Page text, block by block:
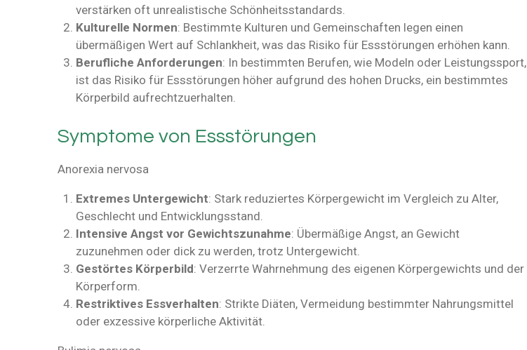
verstärken oft unrealistische Schönheitsstandards.
Kulturelle Normen: Bestimmte Kulturen und Gemeinschaften legen einen
übermäßigen Wert auf Schlankheit, was das Risiko für Essstörungen erhöhen kann.
Berufliche Anforderungen: In bestimmten Berufen, wie Modeln oder Leistungssport,
ist das Risiko für Essstörungen höher aufgrund des hohen Drucks, ein bestimmtes
Körperbild aufrechtzuerhalten.
Symptome von Essstörungen
Anorexia nervosa
Extremes Untergewicht: Stark reduziertes Körpergewicht im Vergleich zu Alter,
Geschlecht und Entwicklungsstand.
Intensive Angst vor Gewichtszunahme: Übermäßige Angst, an Gewicht
zuzunehmen oder dick zu werden, trotz Untergewicht.
Gestörtes Körperbild: Verzerrte Wahrnehmung des eigenen Körpergewichts und der
Körperform.
Restriktives Essverhalten: Strikte Diäten, Vermeidung bestimmter Nahrungsmittel
oder exzessive körperliche Aktivität.